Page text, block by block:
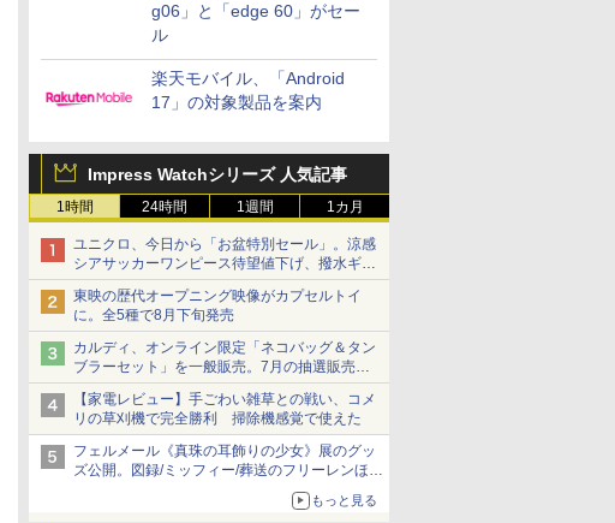
g06」と「edge 60」がセー
ル
楽天モバイル、「Android
17」の対象製品を案内
Impress Watchシリーズ 人気記事
1時間 24時間 1週間 1カ月
ユニクロ、今日から「お盆特別セール」。涼感
シアサッカーワンピース待望値下げ、撥水ギア
ショーツは1990円に
東映の歴代オープニング映像がカプセルトイ
に。全5種で8月下旬発売
カルディ、オンライン限定「ネコバッグ＆タン
ブラーセット」を一般販売。7月の抽選販売の
当選無効分
【家電レビュー】手ごわい雑草との戦い、コメ
リの草刈機で完全勝利 掃除機感覚で使えた
フェルメール《真珠の耳飾りの少女》展のグッ
ズ公開。図録/ミッフィー/葬送のフリーレンほ
もっと見る